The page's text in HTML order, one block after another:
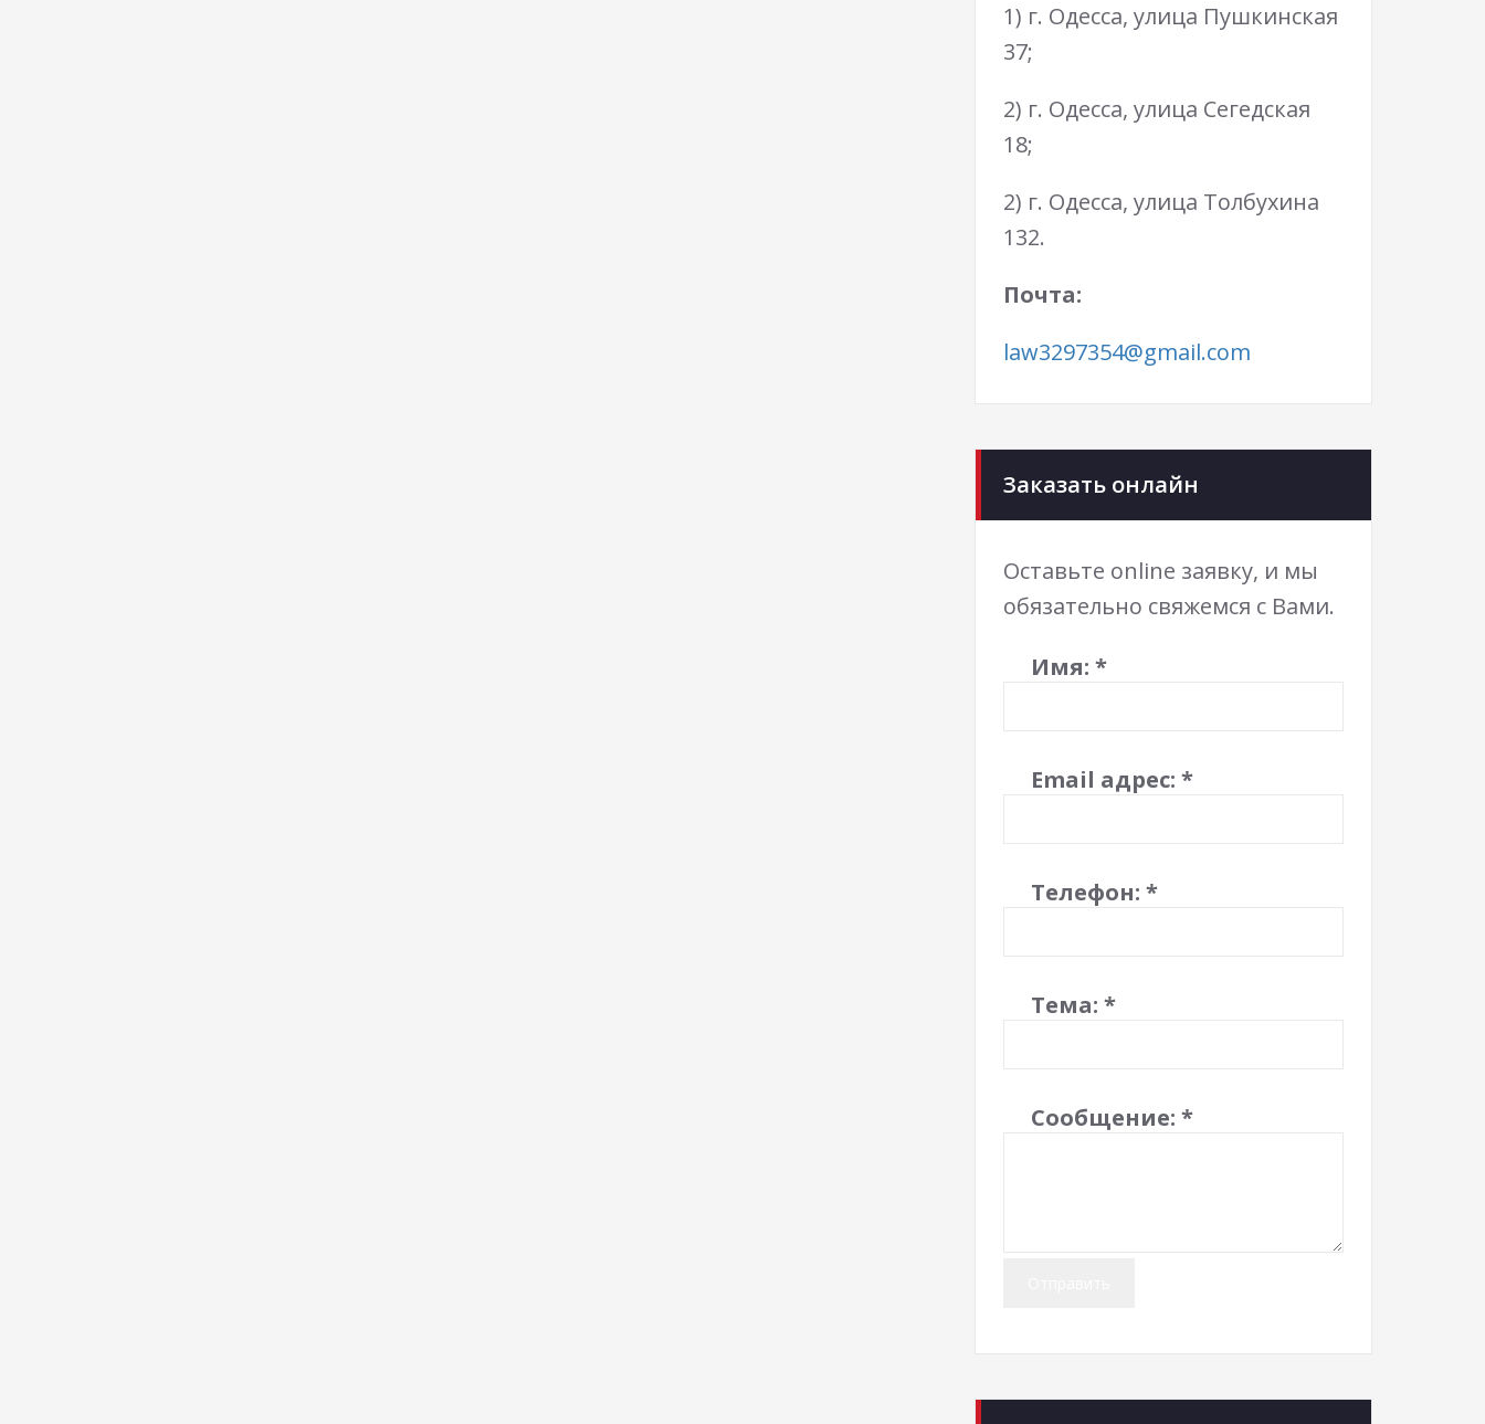
1) г. Одесса, улица Пушкинская
37;
2) г. Одесса, улица Сегедская
18;
2) г. Одесса, улица Толбухина
132.
Почта:
law3297354@gmail.com
Заказать онлайн
Оставьте online заявку, и мы
обязательно свяжемся с Вами.
Имя: *
Email адрес: *
Телефон: *
Тема: *
Сообщение: *